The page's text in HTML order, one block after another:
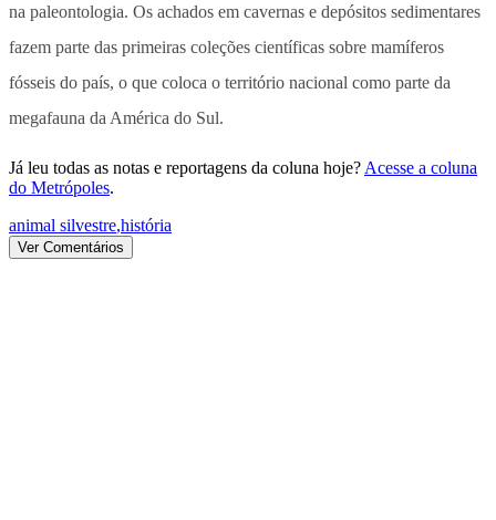
na paleontologia. Os achados em cavernas e depósitos sedimentares
fazem parte das primeiras coleções científicas sobre mamíferos
fósseis do país, o que coloca o território nacional como parte da
megafauna da América do Sul.
Já leu todas as notas e reportagens da coluna hoje? Acesse a coluna
do Metrópoles.
animal silvestre,história
Ver Comentários